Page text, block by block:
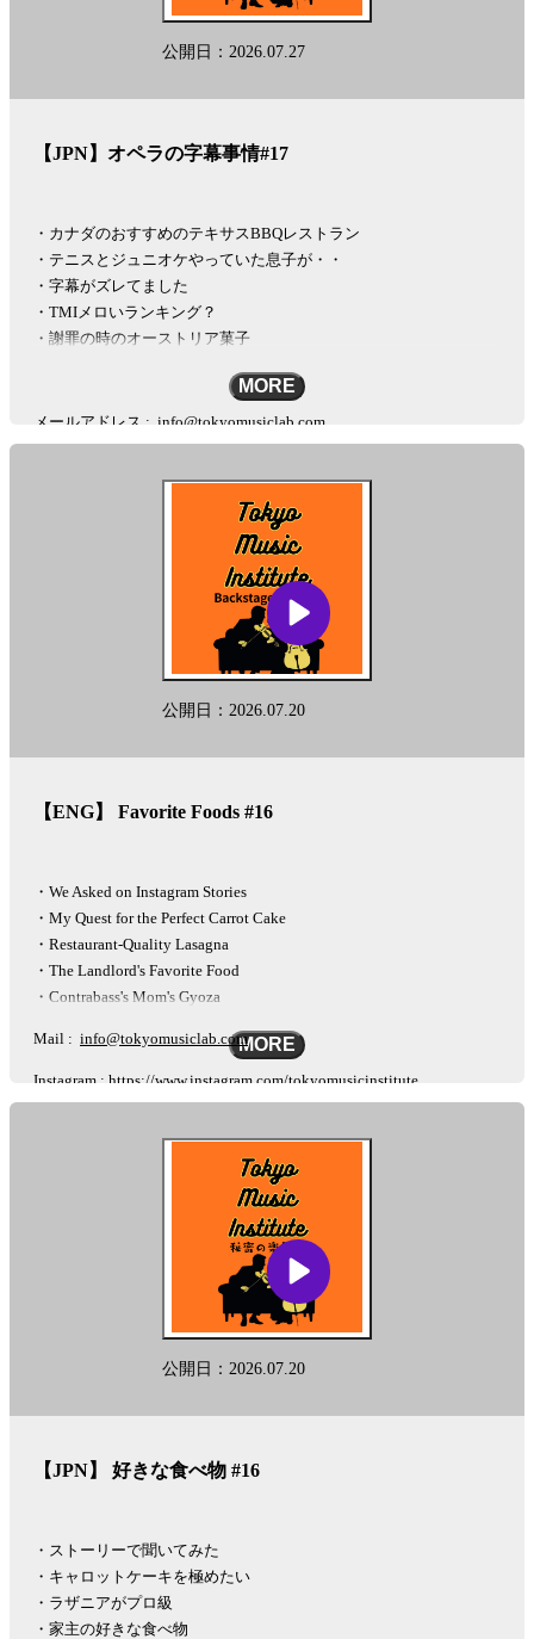
公開日：2026.07.27
【JPN】オペラの字幕事情#17
・カナダのおすすめのテキサスBBQレストラン
・テニスとジュニオケやっていた息子が・・
・字幕がズレてました
・TMIメロいランキング？
・謝罪の時のオーストリア菓子
メールアドレス : info@tokyomusiclab.com
このポッドキャストはAIを活用した多言語変換ツール「リングイイ
ネ！」を用いて英語に自動変換されております。固有名詞など翻訳
に多少の差が生じることを予めご了承下さい。
This podcast is automatically converted into English using the AI-based
be some differences in translation, such as proper nouns.
Seeomnystudio.com/listenerfor privacy information.
MORE
公開日：2026.07.20
【ENG】 Favorite Foods #16
・We Asked on Instagram Stories
・My Quest for the Perfect Carrot Cake
・Restaurant-Quality Lasagna
・The Landlord's Favorite Food
・Contrabass's Mom's Gyoza
Mail : info@tokyomusiclab.com
Instagram : https://www.instagram.com/tokyomusicinstitute
be some differences in translation, such as proper nouns.
for privacy information.
MORE
公開日：2026.07.20
【JPN】 好きな食べ物 #16
・ストーリーで聞いてみた
・キャロットケーキを極めたい
・ラザニアがプロ級
・家主の好きな食べ物